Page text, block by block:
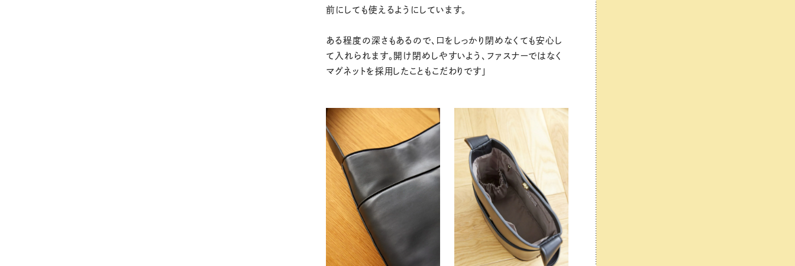
前にしても使えるようにしています。
ある程度の深さもあるので、口をしっかり閉めなくても安心し
て入れられます。開け閉めしやすいよう、ファスナーではなく
マグネットを採用したこともこだわりです」